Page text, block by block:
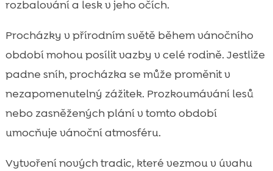
rozbalování a lesk v jeho očích.
Procházky v přírodním světě během vánočního
období mohou posílit vazby v celé rodině. Jestliže
padne sníh, procházka se může proměnit v
nezapomenutelný zážitek. Prozkoumávání lesů
nebo zasněžených plání v tomto období
umocňuje vánoční atmosféru.
Vytvoření nových tradic, které vezmou v úvahu